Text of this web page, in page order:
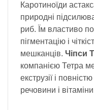
Каротиноїди
природні
риб. Їм властиво
пігментацію і
мешканців. Чіпси
компанією Тетра
екструзії і
речовини і